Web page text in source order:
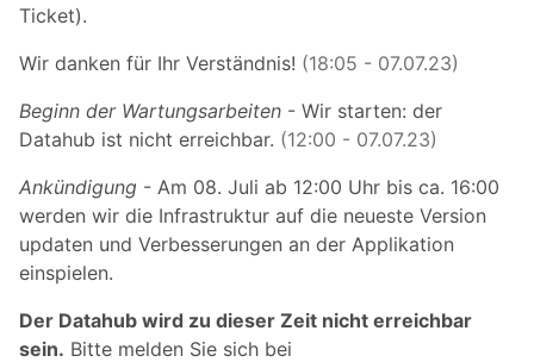
Ticket).
Wir danken für Ihr Verständnis! (18:05 - 07.07.23)
Beginn der Wartungsarbeiten - Wir starten: der
Datahub ist nicht erreichbar. (12:00 - 07.07.23)
Ankündigung - Am 08. Juli ab 12:00 Uhr bis ca. 16:00
werden wir die Infrastruktur auf die neueste Version
updaten und Verbesserungen an der Applikation
einspielen.
Der Datahub wird zu dieser Zeit nicht erreichbar
sein. Bitte melden Sie sich bei